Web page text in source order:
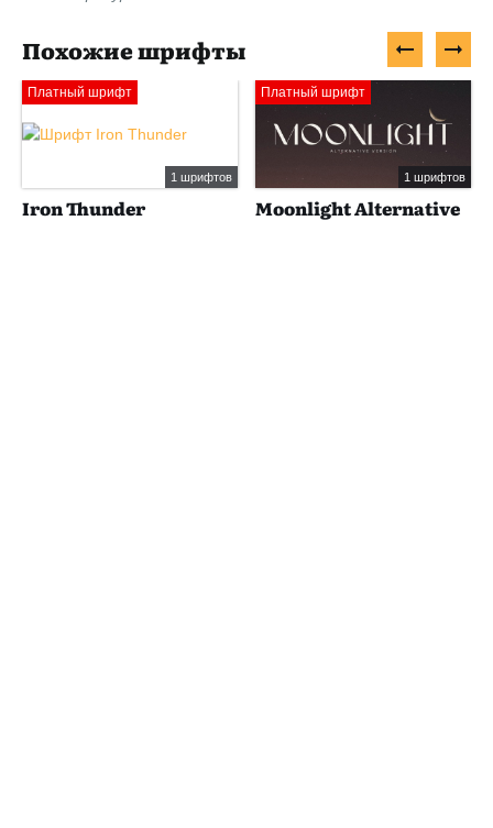
Похожие шрифты
Платный шрифт
1 шрифтов
Iron Thunder
Платный шрифт
1 шрифтов
Moonlight Alternative